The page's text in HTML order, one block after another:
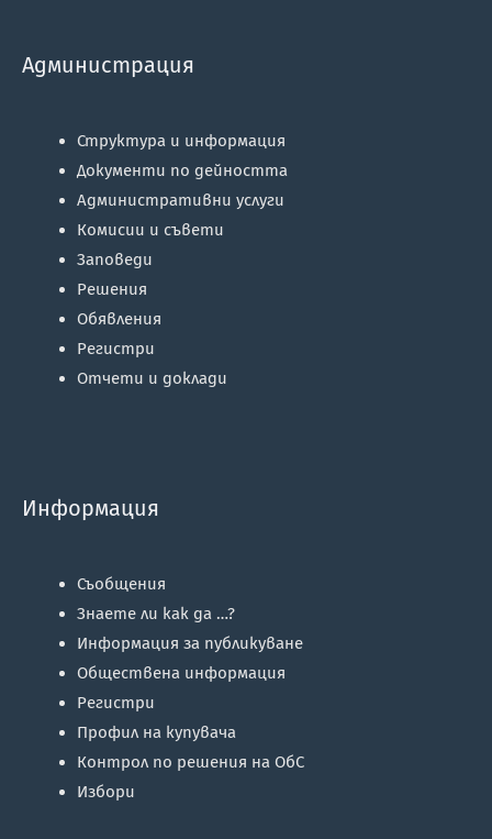
Администрация
Структура и информация
Документи по дейността
Административни услуги
Комисии и съвети
Заповеди
Решения
Обявления
Регистри
Отчети и доклади
Информация
Съобщения
Знаете ли как да …?
Информация за публикуване
Обществена информация
Регистри
Профил на купувача
Контрол по решения на ОбС
Избори